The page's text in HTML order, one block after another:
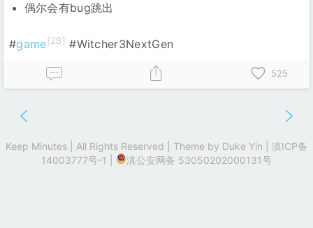
偶尔会有bug跳出
#game[28] #Witcher3NextGen
525
Keep Minutes | All Rights Reserved | Theme by Duke Yin
滇ICP备
14003777号-1
滇公安网备 53050202000131号